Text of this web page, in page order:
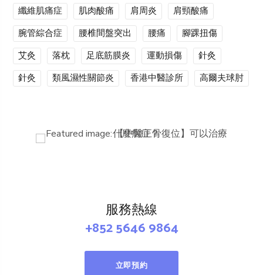
纖維肌痛症
肌肉酸痛 肩周炎
肩頸酸痛
腕管綜合症
腰椎間盤突出 腰痛
腳踝扭傷
艾灸
落枕 足底筋膜炎 運動損傷
針灸
針灸
類風濕性關節炎 香港中醫診所 高爾夫球肘
服務熱線
+852 5646 9864
立即預約